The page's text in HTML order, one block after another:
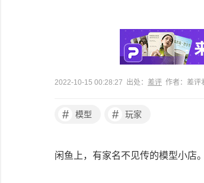
2022-10-15 00:28:27 出处： 差评 作者：差评
# 模型 # 玩家
闲鱼上，有家名不见传的模型小店。